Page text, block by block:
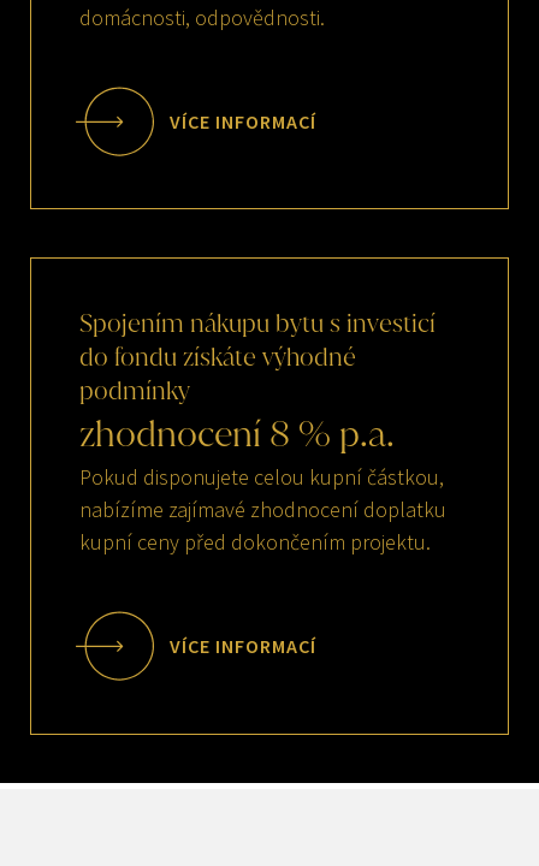
domácnosti, odpovědnosti.
VÍCE INFORMACÍ
Spojením nákupu bytus investicí
do fonduzískáte výhodné
podmínky
zhodnocení 8 % p.a.
Pokud disponujete celou kupní částkou,
nabízíme zajímavé zhodnocení doplatku
kupní ceny před dokončením projektu.
VÍCE INFORMACÍ